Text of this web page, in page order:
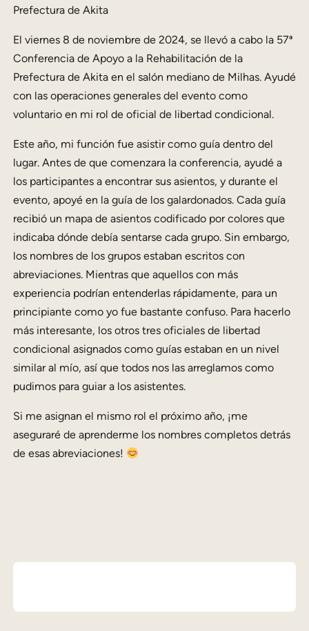
Prefectura de Akita
El viernes 8 de noviembre de 2024, se llevó a cabo la 57ª
Conferencia de Apoyo a la Rehabilitación de la
Prefectura de Akita en el salón mediano de Milhas. Ayudé
con las operaciones generales del evento como
voluntario en mi rol de oficial de libertad condicional.
Este año, mi función fue asistir como guía dentro del
lugar. Antes de que comenzara la conferencia, ayudé a
los participantes a encontrar sus asientos, y durante el
evento, apoyé en la guía de los galardonados. Cada guía
recibió un mapa de asientos codificado por colores que
indicaba dónde debía sentarse cada grupo. Sin embargo,
los nombres de los grupos estaban escritos con
abreviaciones. Mientras que aquellos con más
experiencia podrían entenderlas rápidamente, para un
principiante como yo fue bastante confuso. Para hacerlo
más interesante, los otros tres oficiales de libertad
condicional asignados como guías estaban en un nivel
similar al mío, así que todos nos las arreglamos como
pudimos para guiar a los asistentes.
Si me asignan el mismo rol el próximo año, ¡me
aseguraré de aprenderme los nombres completos detrás
de esas abreviaciones!